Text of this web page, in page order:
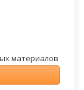
материалов